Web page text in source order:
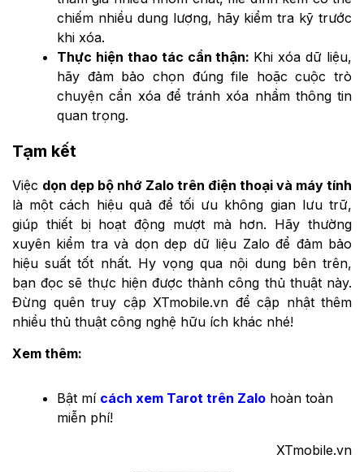
chiếm nhiều dung lượng, hãy kiểm tra kỹ trước
khi xóa.
Thực hiện thao tác cẩn thận: Khi xóa dữ liệu,
hãy đảm bảo chọn đúng file hoặc cuộc trò
chuyện cần xóa để tránh xóa nhầm thông tin
quan trọng.
Tạm kết
Việc dọn dẹp bộ nhớ Zalo trên điện thoại và máy tính
là một cách hiệu quả để tối ưu không gian lưu trữ,
giúp thiết bị hoạt động mượt mà hơn. Hãy thường
xuyên kiểm tra và dọn dẹp dữ liệu Zalo để đảm bảo
hiệu suất tốt nhất. Hy vọng qua nội dung bên trên,
bạn đọc sẽ thực hiện được thành công thủ thuật này.
Đừng quên truy cập XTmobile.vn để cập nhật thêm
nhiều thủ thuật công nghệ hữu ích khác nhé!
Xem thêm:
Bật mí cách xem Tarot trên Zalo hoàn toàn
miễn phí!
XTmobile.vn